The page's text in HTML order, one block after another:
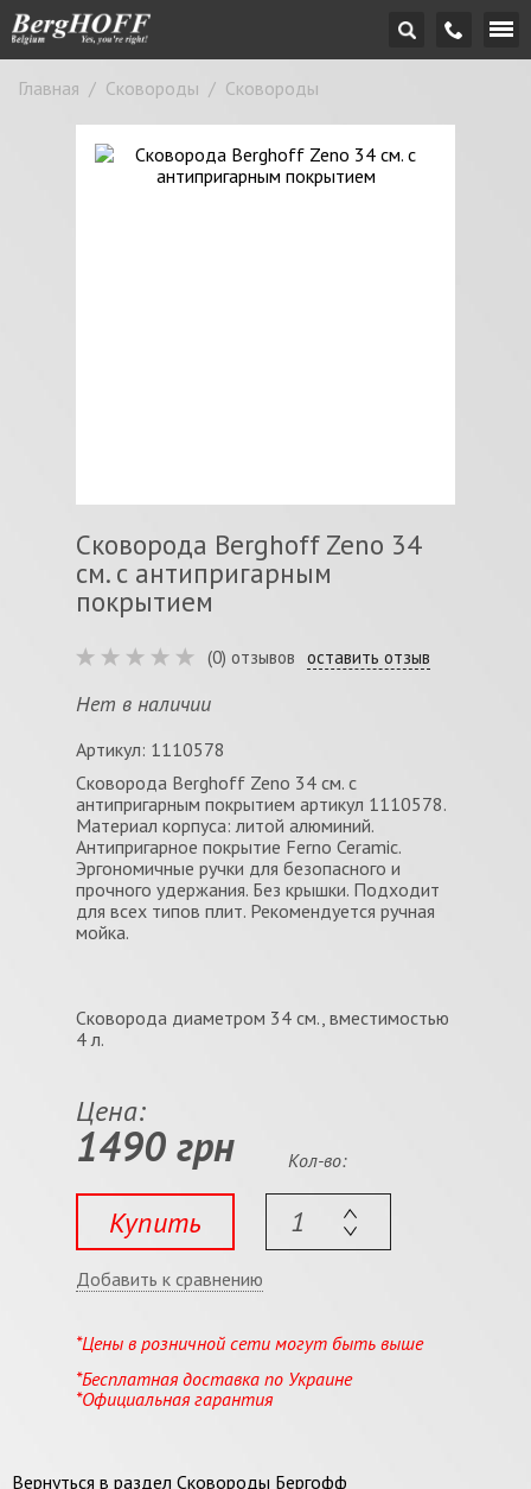
Главная / Сковороды / Сковороды
Сковорода Berghoff Zeno 34
см. с антипригарным
покрытием
(0) отзывов оставить отзыв
Нет в наличии
Артикул: 1110578
Сковорода Berghoff Zeno 34 см. с
антипригарным покрытием артикул 1110578.
Материал корпуса: литой алюминий.
Антипригарное покрытие Ferno Ceramic.
Эргономичные ручки для безопасного и
прочного удержания. Без крышки. Подходит
для всех типов плит. Рекомендуется ручная
мойка.
Сковорода диаметром 34 см., вместимостью
4 л.
Цена:
1490 грн
Купить
Кол-во:
Добавить к сравнению
*Цены в розничной сети могут быть выше
*Бесплатная доставка по Украине
*Официальная гарантия
Вернуться в раздел Сковороды Бергофф